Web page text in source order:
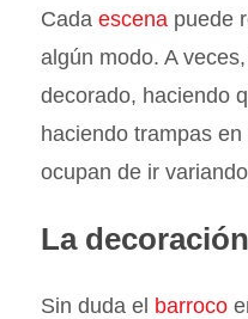
Cada escena puede
algún modo. A
decorado, haciendo
haciendo trampas
ocupan de ir
La
Sin duda el barroco